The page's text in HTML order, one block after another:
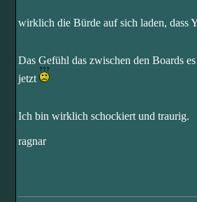
wirklich die Bürde auf sich laden, dass
Das Gefühl das zwischen den Boards
jetzt
Ich bin wirklich schockiert und traurig.
ragnar